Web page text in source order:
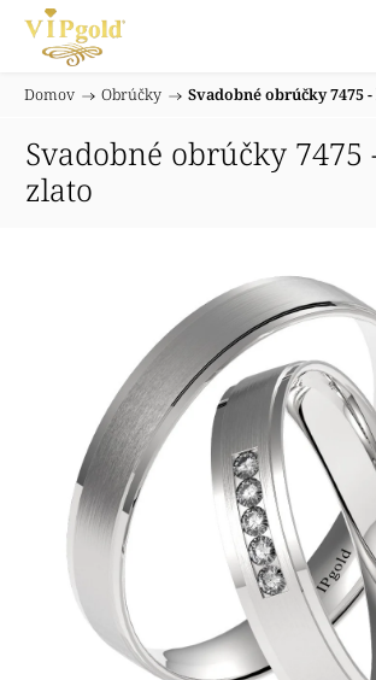
Domov / Obrúčky / Svadobné obrúčky 7475
Svadobné obrúčky 7475
zlato